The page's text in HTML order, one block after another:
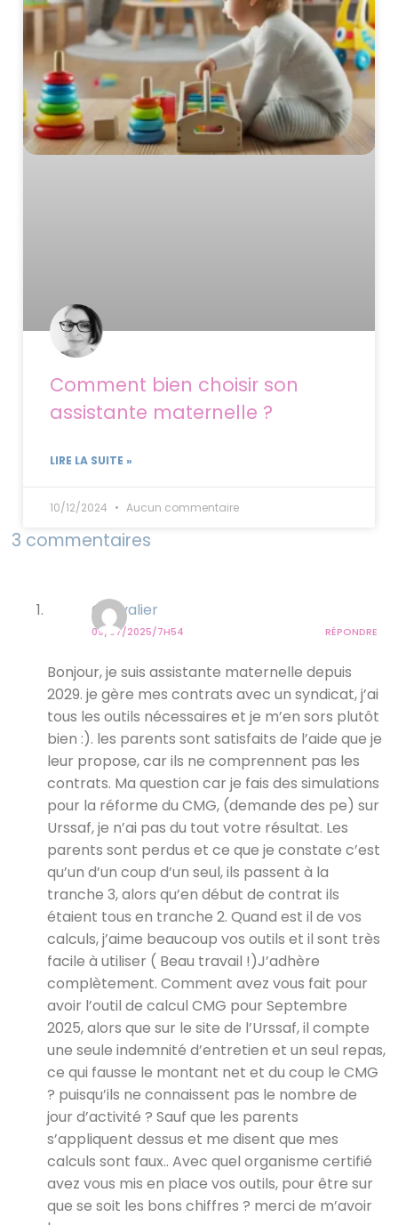
Comment bien choisir son
assistante maternelle ?
LIRE LA SUITE »
10/12/2024 Aucun commentaire
3 commentaires
Chevalier
09/07/2025/7H54 RÉPONDRE
Bonjour, je suis assistante maternelle depuis
2029. je gère mes contrats avec un syndicat, j’ai
tous les outils nécessaires et je m’en sors plutôt
bien :). les parents sont satisfaits de l’aide que je
leur propose, car ils ne comprennent pas les
contrats. Ma question car je fais des simulations
pour la réforme du CMG, (demande des pe) sur
Urssaf, je n’ai pas du tout votre résultat. Les
parents sont perdus et ce que je constate c’est
qu’un d’un coup d’un seul, ils passent à la
tranche 3, alors qu’en début de contrat ils
étaient tous en tranche 2. Quand est il de vos
calculs, j’aime beaucoup vos outils et il sont très
facile à utiliser ( Beau travail !)J’adhère
complètement. Comment avez vous fait pour
avoir l’outil de calcul CMG pour Septembre
2025, alors que sur le site de l’Urssaf, il compte
une seule indemnité d’entretien et un seul repas,
ce qui fausse le montant net et du coup le CMG
? puisqu’ils ne connaissent pas le nombre de
jour d’activité ? Sauf que les parents
s’appliquent dessus et me disent que mes
calculs sont faux.. Avec quel organisme certifié
avez vous mis en place vos outils, pour être sur
que se soit les bons chiffres ? merci de m’avoir